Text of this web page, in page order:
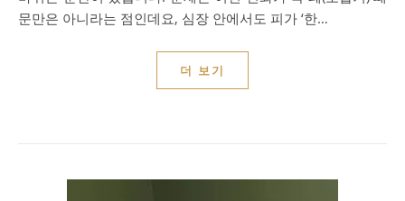
문만은 아니라는 점인데요, 심장 안에서도 피가 ‘한…
더 보기